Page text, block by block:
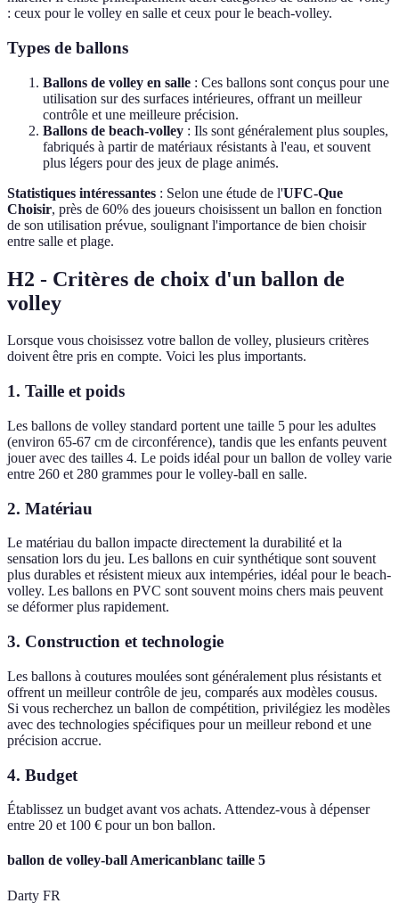
: ceux pour le volley en salle et ceux pour le beach-volley.
Types de ballons
Ballons de volley en salle : Ces ballons sont conçus pour une
utilisation sur des surfaces intérieures, offrant un meilleur
contrôle et une meilleure précision.
Ballons de beach-volley : Ils sont généralement plus souples,
fabriqués à partir de matériaux résistants à l'eau, et souvent
plus légers pour des jeux de plage animés.
Statistiques intéressantes : Selon une étude de l'UFC-Que
Choisir, près de 60% des joueurs choisissent un ballon en fonction
de son utilisation prévue, soulignant l'importance de bien choisir
entre salle et plage.
H2 - Critères de choix d'un ballon de
volley
Lorsque vous choisissez votre ballon de volley, plusieurs critères
doivent être pris en compte. Voici les plus importants.
1. Taille et poids
Les ballons de volley standard portent une taille 5 pour les adultes
(environ 65-67 cm de circonférence), tandis que les enfants peuvent
jouer avec des tailles 4. Le poids idéal pour un ballon de volley varie
entre 260 et 280 grammes pour le volley-ball en salle.
2. Matériau
Le matériau du ballon impacte directement la durabilité et la
sensation lors du jeu. Les ballons en cuir synthétique sont souvent
plus durables et résistent mieux aux intempéries, idéal pour le beach-
volley. Les ballons en PVC sont souvent moins chers mais peuvent
se déformer plus rapidement.
3. Construction et technologie
Les ballons à coutures moulées sont généralement plus résistants et
offrent un meilleur contrôle de jeu, comparés aux modèles cousus.
Si vous recherchez un ballon de compétition, privilégiez les modèles
avec des technologies spécifiques pour un meilleur rebond et une
précision accrue.
4. Budget
Établissez un budget avant vos achats. Attendez-vous à dépenser
entre 20 et 100 € pour un bon ballon.
ballon de volley-ball Americanblanc taille 5
Darty FR